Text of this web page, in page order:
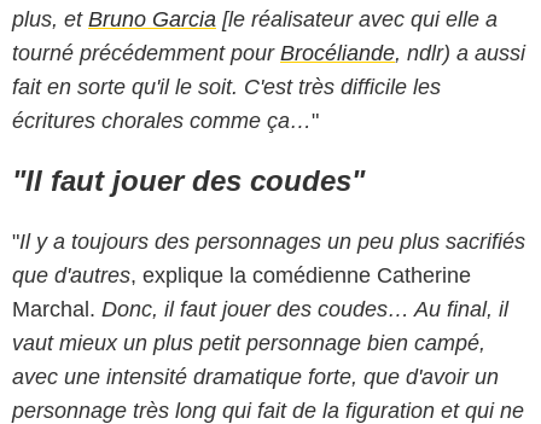
plus, et Bruno Garcia [le réalisateur avec qui elle a
tourné précédemment pour Brocéliande, ndlr) a aussi
fait en sorte qu'il le soit. C'est très difficile les
écritures chorales comme ça…"
"Il faut jouer des coudes"
"Il y a toujours des personnages un peu plus sacrifiés
que d'autres, explique la comédienne Catherine
Marchal. Donc, il faut jouer des coudes… Au final, il
vaut mieux un plus petit personnage bien campé,
avec une intensité dramatique forte, que d'avoir un
personnage très long qui fait de la figuration et qui ne